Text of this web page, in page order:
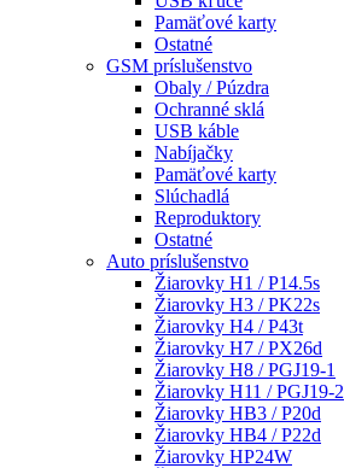
Pamäťové karty
Ostatné
GSM príslušenstvo
Obaly / Púzdra
Ochranné sklá
USB káble
Nabíjačky
Pamäťové karty
Slúchadlá
Reproduktory
Ostatné
Auto príslušenstvo
Žiarovky H1 / P14.5s
Žiarovky H3 / PK22s
Žiarovky H4 / P43t
Žiarovky H7 / PX26d
Žiarovky H8 / PGJ19-1
Žiarovky H11 / PGJ19-2
Žiarovky HB3 / P20d
Žiarovky HB4 / P22d
Žiarovky HP24W